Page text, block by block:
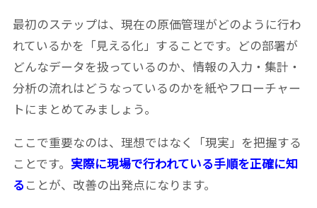
最初のステップは、現在の原価管理がどのように行わ
れているかを「見える化」することです。どの部署が
どんなデータを扱っているのか、情報の入力・集計・
分析の流れはどうなっているのかを紙やフローチャー
トにまとめてみましょう。
ここで重要なのは、理想ではなく「現実」を把握する
ことです。 実際に現場で行われている手順を正確に知
る ことが、改善の出発点になります。